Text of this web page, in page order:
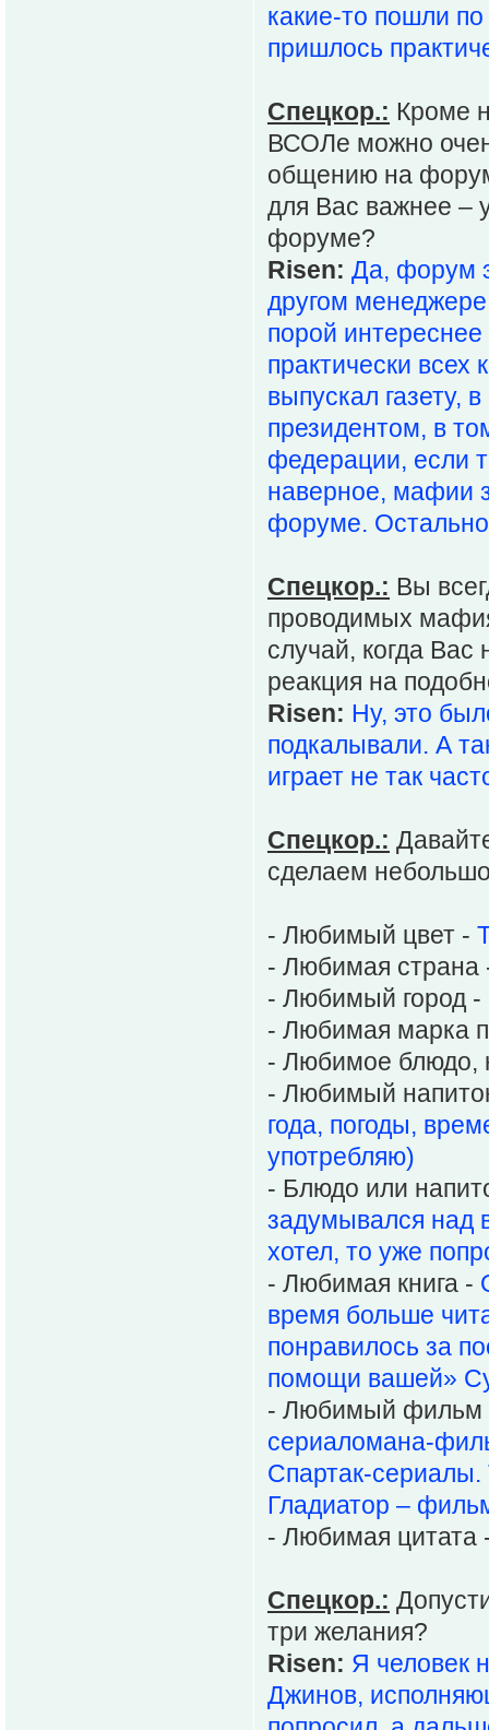
какие-то пошли
пришлось
Спецкор.: Кроме
ВСОЛе можно
общению на
для Вас важнее –
форуме?
Risen: Да, форум
другом
порой
практически
выпускал газету,
президентом, в
федерации, если
наверное, мафии
форуме.
Спецкор.: Вы
проводимых
случай, когда Вас
реакция на
Risen: Ну, это
подкалывали. А
играет не так
Спецкор.:
сделаем
- Любимый цвет -
- Любимая
- Любимый город -
- Любимая марка
- Любимое блюдо,
- Любимый
года, погоды,
употребляю)
- Блюдо или
задумывался над
хотел, то уже
- Любимая книга -
время больше
понравилось за
помощи вашей»
- Любимый фильм
сериаломана-
Спартак-
Гладиатор –
- Любимая цитата
Спецкор.:
три желания?
Risen: Я человек
Джинов,